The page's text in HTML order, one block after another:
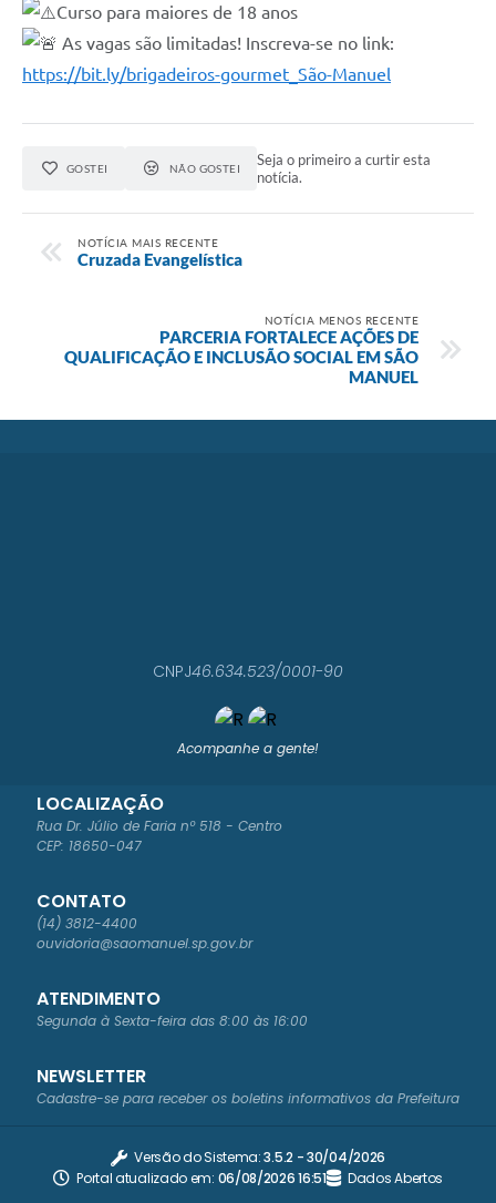
Curso para maiores de 18 anos
As vagas são limitadas! Inscreva-se no link:
https://bit.ly/brigadeiros-gourmet_São-Manuel
GOSTEI NÃO GOSTEI
Seja o primeiro a curtir esta
notícia.
NOTÍCIA MAIS RECENTE
Cruzada Evangelística
NOTÍCIA MENOS RECENTE
PARCERIA FORTALECE AÇÕES DE
QUALIFICAÇÃO E INCLUSÃO SOCIAL EM SÃO
MANUEL
Acompanhe a gente!
LOCALIZAÇÃO
Rua Dr. Júlio de Faria nº 518 - Centro
CEP: 18650-047
CONTATO
(14) 3812-4400
ouvidoria@saomanuel.sp.gov.br
ATENDIMENTO
Segunda à Sexta-feira das 8:00 às 16:00
CNPJ46.634.523/0001-90
NEWSLETTER
Cadastre-se para receber os boletins informativos da Prefeitura
Versão do Sistema:3.5.2 - 30/04/2026
Portal atualizado em: 06/08/2026 16:51 Dados Abertos